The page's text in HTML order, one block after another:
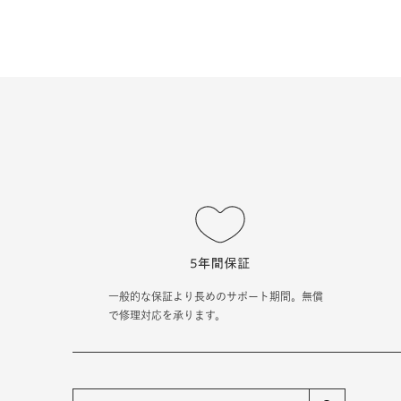
一般的な保証より長めのサポート期間。無償
で修理対応を承ります。